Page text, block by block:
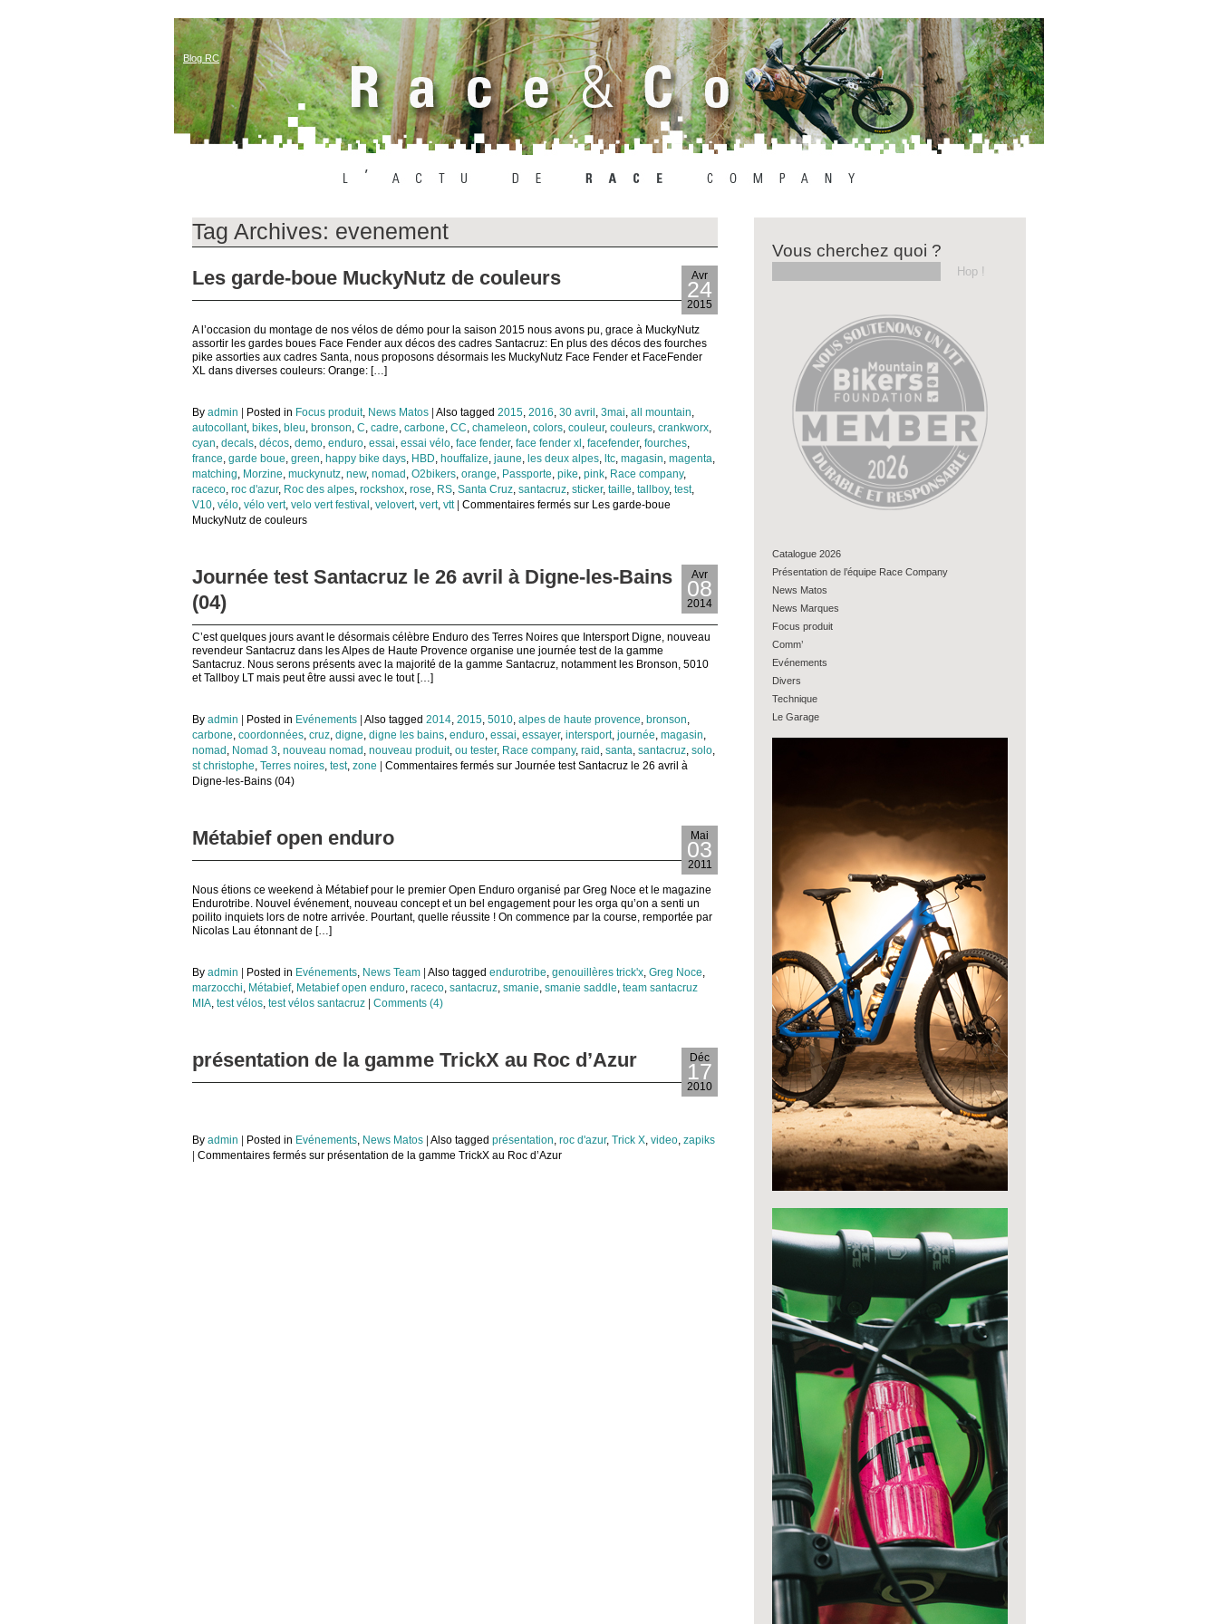
Blog RC
Tag Archives: evenement
Avr
24
2015
Les garde-boue MuckyNutz de couleurs
A l’occasion du montage de nos vélos de démo pour la saison 2015 nous avons pu, grace à MuckyNutz
assortir les gardes boues Face Fender aux décos des cadres Santacruz: En plus des décos des fourches
pike assorties aux cadres Santa, nous proposons désormais les MuckyNutz Face Fender et FaceFender
XL dans diverses couleurs: Orange: […]
By admin Posted in Focus produit, News Matos Also tagged 2015, 2016, 30 avril , 3mai, all mountain,
autocollant, bikes, bleu, bronson, C, cadre, carbone, CC, chameleon, colors, couleur, couleurs, crankworx,
cyan, decals, décos, demo, enduro, essai, essai vélo, face fender, face fender xl , facefender, fourches,
france, garde boue, green, happy bike days, HBD, houffalize, jaune, les deux alpes, ltc, magasin, magenta,
matching, Morzine, muckynutz, new, nomad , O2bikers, orange, Passporte, pike, pink, Race company,
raceco, roc d'azur, Roc des alpes, rockshox, rose, RS, Santa Cruz, santacruz, sticker, taille, tallboy, test,
V10, vélo, vélo vert, velo vert festival , velovert, vert, vtt Commentaires fermés sur Les garde-boue
MuckyNutz de couleurs
Avr
08
2014
Journée test Santacruz le 26 avril à Digne-les-Bains
(04)
C’est quelques jours avant le désormais célèbre Enduro des Terres Noires que Intersport Digne, nouveau
revendeur Santacruz dans les Alpes de Haute Provence organise une journée test de la gamme
Santacruz. Nous serons présents avec la majorité de la gamme Santacruz, notamment les Bronson, 5010
et Tallboy LT mais peut être aussi avec le tout […]
By admin Posted in Evénements Also tagged 2014, 2015, 5010, alpes de haute provence, bronson,
carbone, coordonnées, cruz, digne, digne les bains, enduro, essai, essayer, intersport, journée, magasin,
nomad , Nomad 3, nouveau nomad , nouveau produit, ou tester, Race company, raid , santa, santacruz, solo,
st christophe, Terres noires, test, zone Commentaires fermés sur Journée test Santacruz le 26 avril à
Digne-les-Bains (04)
Mai
03
2011
Métabief open enduro
Nous étions ce weekend à Métabief pour le premier Open Enduro organisé par Greg Noce et le magazine
Endurotribe. Nouvel événement, nouveau concept et un bel engagement pour les orga qu’on a senti un
poilito inquiets lors de notre arrivée. Pourtant, quelle réussite ! On commence par la course, remportée par
Nicolas Lau étonnant de […]
By admin Posted in Evénements, News Team Also tagged endurotribe, genouillères trick'x, Greg Noce,
marzocchi, Métabief, Metabief open enduro, raceco, santacruz, smanie, smanie saddle, team santacruz
MIA, test vélos, test vélos santacruz Comments (4)
Déc
17
2010
présentation de la gamme TrickX au Roc d’Azur
By admin Posted in Evénements, News Matos Also tagged présentation, roc d'azur, Trick X, video, zapiks
Commentaires fermés sur présentation de la gamme TrickX au Roc d’Azur
Vous cherchez quoi ?
Catalogue 2026
Présentation de l’équipe Race Company
News Matos
News Marques
Focus produit
Comm’
Evénements
Divers
Technique
Le Garage